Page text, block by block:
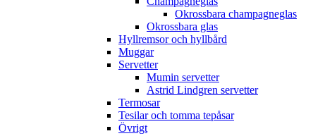
Okrossbara champagneglas
Okrossbara glas
Hyllremsor och hyllbård
Muggar
Servetter
Mumin servetter
Astrid Lindgren servetter
Termosar
Tesilar och tomma tepåsar
Övrigt